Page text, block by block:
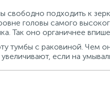
свободно подходить к
головы самого
Так оно органичнее
тумбы с раковиной. Чем
если на